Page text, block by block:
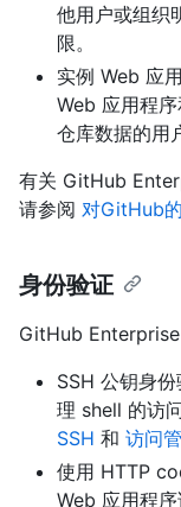
他用户或组织
限。
实例 Web 应
Web 应用程
仓库数据的用
有关 GitHub
请参阅 对GitHub
身份验证
GitHub Enterprise
SSH 公钥身
理 shell 的访
SSH 和 访问
使用 HTTP
Web 应用程